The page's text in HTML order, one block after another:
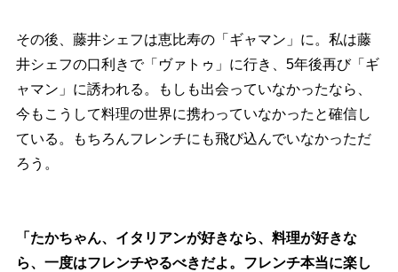
その後、藤井シェフは恵比寿の「ギャマン」に。私は藤
井シェフの口利きで「ヴァトゥ」に行き、5年後再び「ギ
ャマン」に誘われる。もしも出会っていなかったなら、
今もこうして料理の世界に携わっていなかったと確信し
ている。もちろんフレンチにも飛び込んでいなかっただ
ろう。
「たかちゃん、イタリアンが好きなら、料理が好きな
ら、一度はフレンチやるべきだよ。フレンチ本当に楽し